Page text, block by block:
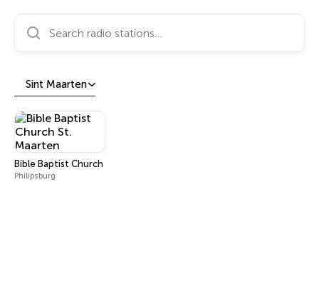
Search radio stations…
Sint Maarten
Bible Baptist Church St. Maarten
Philipsburg